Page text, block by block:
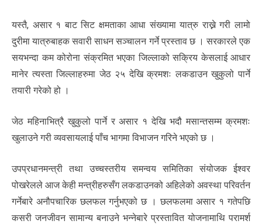
यस्तै, असार १ बाट सिट क्षमताका आधा संख्यामा यात्रु राख्ने गरी लामो
दुरीमा यात्रुबाहक सवारी साधन सञ्चालन गर्ने प्रस्ताव छ । सरकारले एक
सयभन्दा कम कोरोना संक्रमित भएका जिल्लाको सक्रिय केसलाई आधार
मानेर त्यस्ता जिल्लाहरुमा जेठ २५ देखि क्रमशः लकडाउन खुकुलो पार्ने
तयारी गरेको हो ।
जेठ महिनाभित्रै खुकुलो पार्ने र असार १ देखि भदौ मसान्तसम्म क्रमशः
खुलाउने गरी व्यवसायलाई पाँच भागमा विभाजन गरिने भएको छ ।
उपप्रधानमन्त्री तथा उच्चस्तरीय समन्वय समितिका संयोजक ईश्वर
पोखरेलले आज केही मन्त्रीहरुसँग लकडाउनको अहिलेको अवस्था परिवर्तन
गर्नेबारे अनौपचारिक छलफल गर्नुभएको छ । छलफलमा असार १ गतेपछि
कसरी जनजीवन सामान्य बनाउने भन्नेबारे प्रस्तावित योजनामाथि परामर्श